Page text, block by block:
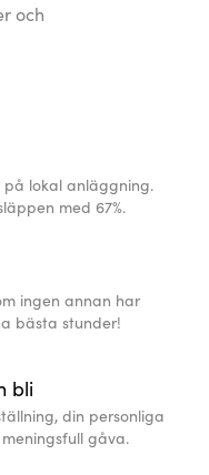
och
lokal anläggning.
med 67%.
ingen annan har
bästa stunder!
bli
din personliga
gåva.